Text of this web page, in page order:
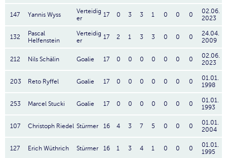
147 Yannis Wyss
Verteidig
er
17 0 3 3 1 0 0 0
02.06.
2023
132
Pascal
Helfenstein
Verteidig
er
17 2 1 3 3 0 0 0
24.04.
2009
212 Nils Schälin Goalie 17 0 0 0 0 0 0 0
02.06.
2023
203 Reto Ryffel Goalie 17 0 0 0 0 0 0 0
01.01.
1998
253 Marcel Stucki Goalie 17 0 0 0 0 0 0 0
01.01.
1993
107 Christoph Riedel Stürmer 16 4 3 7 5 0 0 0
01.01.
2004
127 Erich Wüthrich Stürmer 16 1 3 4 1 0 0 0
01.01.
1995